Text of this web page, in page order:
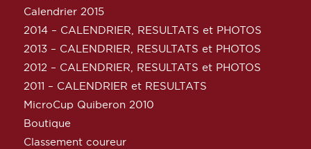
Calendrier 2015
2014 – CALENDRIER, RESULTATS et PHOTOS
2013 – CALENDRIER, RESULTATS et PHOTOS
2012 – CALENDRIER, RESULTATS et PHOTOS
2011 – CALENDRIER et RESULTATS
MicroCup Quiberon 2010
Boutique
Classement coureur